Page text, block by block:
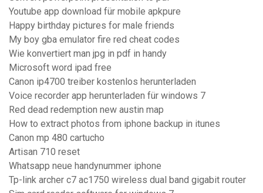
Youtube app download für mobile apkpure
Happy birthday pictures for male friends
My boy gba emulator fire red cheat codes
Wie konvertiert man jpg in pdf in handy
Microsoft word ipad free
Canon ip4700 treiber kostenlos herunterladen
Voice recorder app herunterladen für windows 7
Red dead redemption new austin map
How to extract photos from iphone backup in itunes
Canon mp 480 cartucho
Artisan 710 reset
Whatsapp neue handynummer iphone
Tp-link archer c7 ac1750 wireless dual band gigabit router